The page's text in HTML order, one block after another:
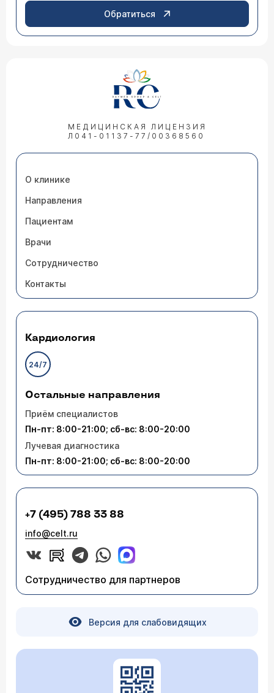
Обратиться
МЕДИЦИНСКАЯ ЛИЦЕНЗИЯ
Л041-01137-77/00368560
О клинике
Направления
Пациентам
Врачи
Сотрудничество
Контакты
Кардиология
24/7
Остальные направления
Приём специалистов
Пн-пт: 8:00-21:00; сб-вс: 8:00-20:00
Лучевая диагностика
Пн-пт: 8:00-21:00; сб-вс: 8:00-20:00
+7 (495) 788 33 88
info@celt.ru
Сотрудничество для партнеров
Версия для слабовидящих